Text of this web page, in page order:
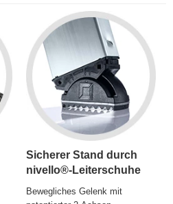
Sicherer Stand durch
nivello®-Leiterschuhe
Bewegliches Gelenk mit